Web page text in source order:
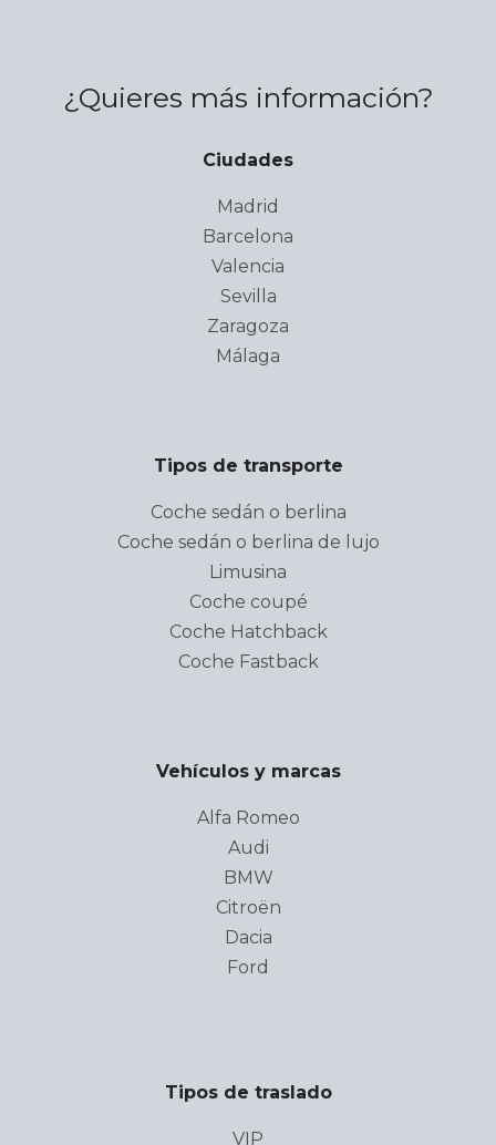
¿Quieres más información?
Ciudades
Madrid
Barcelona
Valencia
Sevilla
Zaragoza
Málaga
Tipos de transporte
Coche sedán o berlina
Coche sedán o berlina de lujo
Limusina
Coche coupé
Coche Hatchback
Coche Fastback
Vehículos y marcas
Alfa Romeo
Audi
BMW
Citroën
Dacia
Ford
Tipos de traslado
VIP